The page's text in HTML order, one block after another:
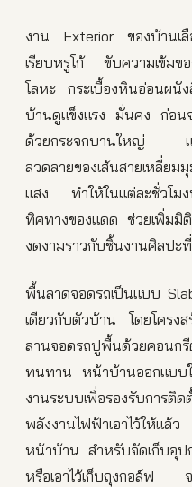
งาน Exterior ของบ้านเลือ
เรียบหรูโก้ ขับความเข้มขอ
โลหะ กระเบื้องหินอ่อนผนั
บ้านดูแข็งแรง มั่นคง ก่อนจ
ด้วยกระจกบานใหญ่ แต่
ลวดลายของเส้นสายเหลี่ยม
แสง ทำให้ในแต่ละชั่วโมง
ทิศทางของแดด ช่วยเพิ่มมิ
งดงามราวกับชิ้นงานศิลปะ
พื้นลาดจอดรถเป็นแบบ
เดียวกับตัวบ้าน โดยโครงส
ลานจอดรถปูพื้นด้วยคอ
ทนทาน หน้าบ้านออกแบบ
งานระบบเพื่อรองรับการติ
พลังงานไฟฟ้าเอาไว้ให้แล้
หน้าบ้าน สำหรับจัดเก็บอุ
หรือเอาไว้เก็บถุงกอล์ฟ จ